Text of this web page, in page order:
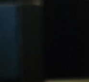
コ